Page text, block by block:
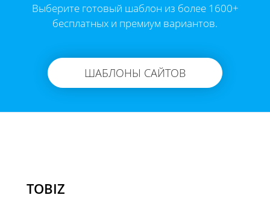
Выберите готовый шаблон из более 1600+
бесплатных и премиум вариантов.
ШАБЛОНЫ САЙТОВ
TOBIZ